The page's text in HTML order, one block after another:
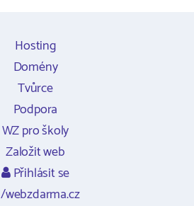
Hosting
Domény
Tvůrce
Podpora
WZ pro školy
Založit web
Přihlásit se
/webzdarma.cz